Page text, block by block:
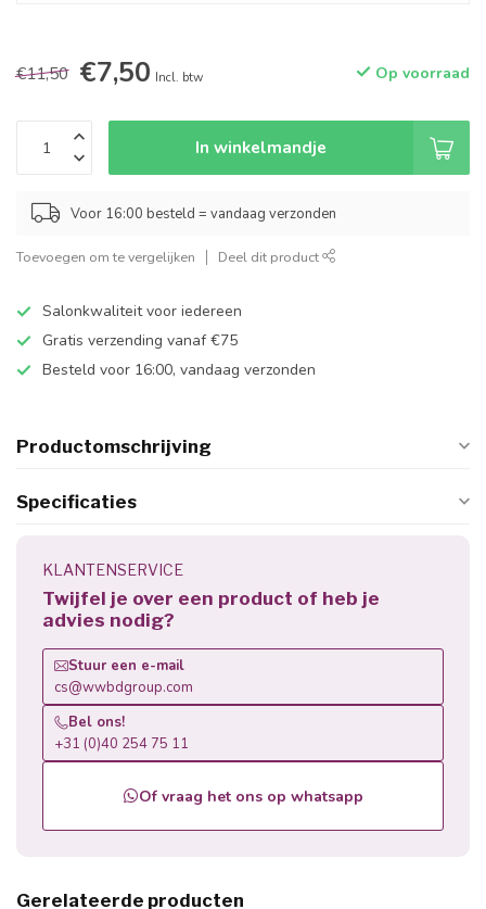
€11,50 €7,50 Incl. btw Op voorraad
In winkelmandje
Voor 16:00 besteld = vandaag verzonden
Toevoegen om te vergelijken Deel dit product
Salonkwaliteit voor iedereen
Gratis verzending vanaf €75
Besteld voor 16:00, vandaag verzonden
Productomschrijving
Specificaties
KLANTENSERVICE
Twijfel je over een product of heb je
advies nodig?
Stuur een e-mail
cs@wwbdgroup.com
Bel ons!
+31 (0)40 254 75 11
Of vraag het ons op whatsapp
Gerelateerde producten